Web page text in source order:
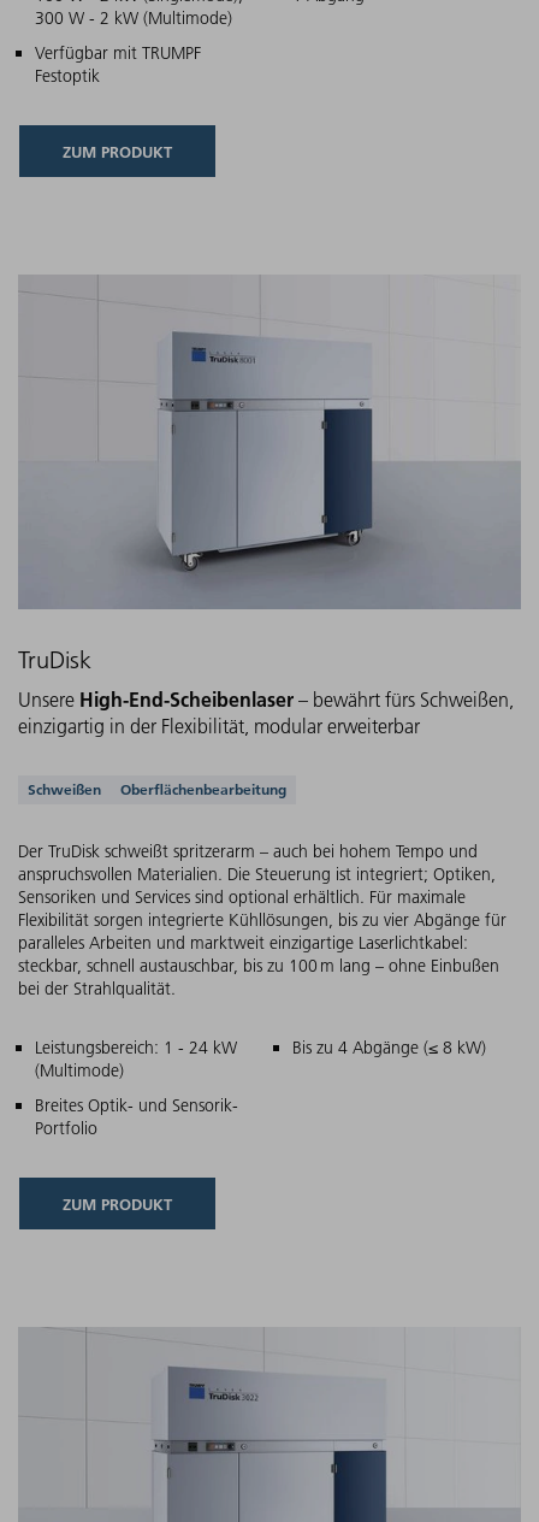
300 W - 2 kW (Multimode)
Verfügbar mit TRUMPF
Festoptik
ZUM PRODUKT
TruDisk
Unsere High-End-Scheibenlaser – bewährt fürs Schweißen,
einzigartig in der Flexibilität, modular erweiterbar
Unterstützte Anwendungen
Schweißen Oberflächenbearbeitung
Der TruDisk schweißt spritzerarm – auch bei hohem Tempo und
anspruchsvollen Materialien. Die Steuerung ist integriert; Optiken,
Sensoriken und Services sind optional erhältlich. Für maximale
Flexibilität sorgen integrierte Kühllösungen, bis zu vier Abgänge für
paralleles Arbeiten und marktweit einzigartige Laserlichtkabel:
steckbar, schnell austauschbar, bis zu 100 m lang – ohne Einbußen
bei der Strahlqualität.
Hauptmerkmale
Leistungsbereich: 1 - 24 kW
(Multimode)
Bis zu 4 Abgänge (≤ 8 kW)
Breites Optik- und Sensorik-
Portfolio
ZUM PRODUKT